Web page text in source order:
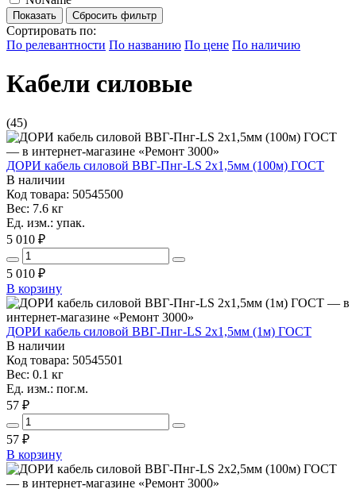
Сбросить фильтр
Сортировать по:
По релевантности По названию По цене По наличию
Кабели силовые
(45)
ДОРИ кабель силовой ВВГ-Пнг-LS 2х1,5мм (100м) ГОСТ
В наличии
Код товара: 50545500
Вес: 7.6 кг
Ед. изм.: упак.
5 010 ₽
5 010 ₽
В корзину
ДОРИ кабель силовой ВВГ-Пнг-LS 2х1,5мм (1м) ГОСТ
В наличии
Код товара: 50545501
Вес: 0.1 кг
Ед. изм.: пог.м.
57 ₽
57 ₽
В корзину